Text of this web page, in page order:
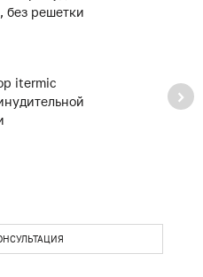
itermic